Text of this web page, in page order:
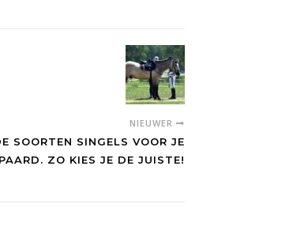
NIEUWER
SOORTEN SINGELS VOOR JE
PAARD. ZO KIES JE DE JUISTE!